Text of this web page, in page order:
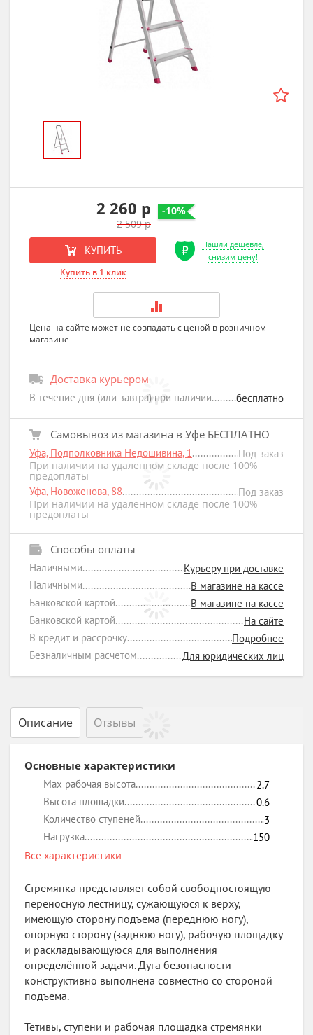
2 260 р
2 509 р
КУПИТЬ
Купить в 1 клик
Нашли дешевле,
снизим цену!
-10%
Цена на сайте может не совпадать с ценой в розничном
магазине
Доставка курьером
В течение дня (или завтра) при наличии бесплатно
Самовывоз из магазина в Уфе БЕСПЛАТНО
Уфа, Подполковника Недошивина, 1
Под заказ
При наличии на удаленном складе после 100%
предоплаты
Уфа, Новоженова, 88
Под заказ
При наличии на удаленном складе после 100%
предоплаты
Способы оплаты
Наличными
Курьеру при доставке
Наличными
В магазине на кассе
Банковской картой
В магазине на кассе
Банковской картой
На сайте
В кредит и рассрочку
Подробнее
Безналичным расчетом
Для юридических лиц
Описание Отзывы
Основные характеристики
Max рабочая высота
2.7
Высота площадки
0.6
Количество ступеней
3
Нагрузка
150
Все характеристики
Стремянка представляет собой свободностоящую
переносную лестницу, сужающуюся к верху,
имеющую сторону подъема (переднюю ногу),
опорную сторону (заднюю ногу), рабочую площадку
и раскладывающуюся для выполнения
определённой задачи. Дуга безопасности
конструктивно выполнена совместно со стороной
подъема.
Тетивы, ступени и рабочая площадка стремянки